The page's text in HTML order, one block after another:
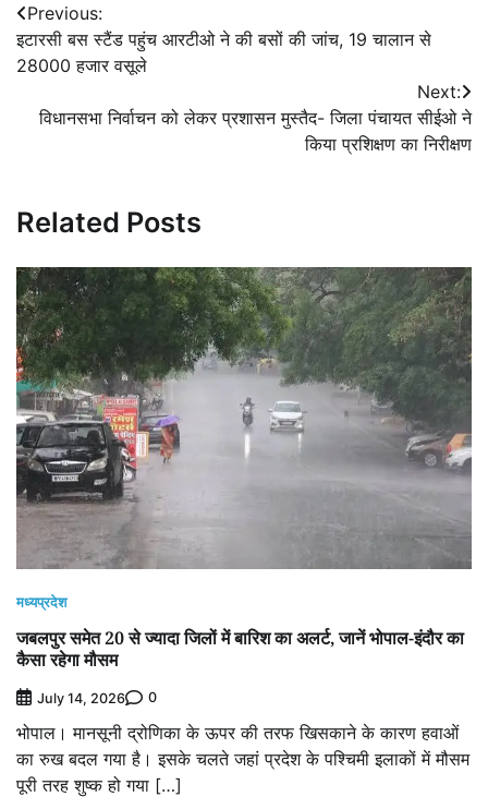
Post
navigation
Previous:
इटारसी बस स्टैंड पहुंच आरटीओ ने की बसों की जांच, 19 चालान से
28000 हजार वसूले
Next:
विधानसभा निर्वाचन को लेकर प्रशासन मुस्तैद- जिला पंचायत सीईओ ने
किया प्रशिक्षण का निरीक्षण
Related Posts
मध्यप्रदेश
जबलपुर समेत 20 से ज्यादा जिलों में बारिश का अलर्ट, जानें भोपाल-इंदौर का
कैसा रहेगा मौसम
July 14, 2026 0
भोपाल। मानसूनी द्रोणिका के ऊपर की तरफ खिसकाने के कारण हवाओं
का रुख बदल गया है। इसके चलते जहां प्रदेश के पश्चिमी इलाकों में मौसम
पूरी तरह शुष्क हो गया […]